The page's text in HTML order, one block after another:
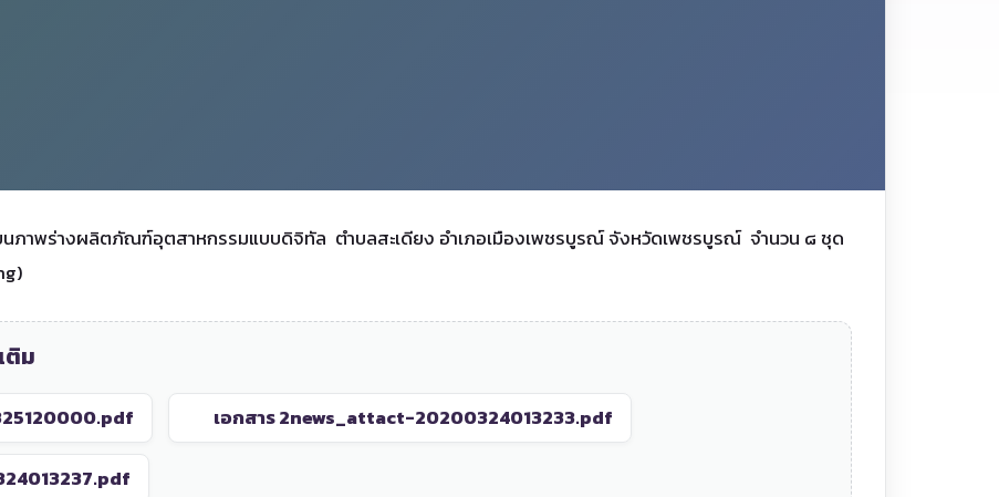
นภาพร่างผลิตภัณฑ์อุตสาหกรรมแบบดิจิทัล ตำบลสะเดียง อำเภอเมืองเพชรบูรณ์ จังหวัดเพชรบูรณ์ จำนวน ๘ ชุด
ติม
เอกสาร 2news_attact-20200324013233.pdf